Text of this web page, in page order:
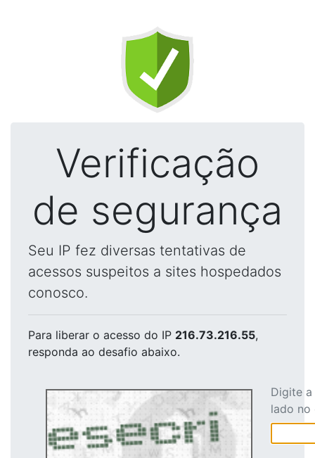
Verificação
de segurança
Seu IP fez diversas tentativas de
acessos suspeitos a sites hospedados
conosco.
Para liberar o acesso do IP 216.73.216.55,
responda ao desafio abaixo.
Digite
lado no